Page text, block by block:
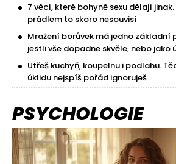
7 věcí, které bohyně sexu dělají
prádlem to skoro nesouvisí
Mražení borůvek má jedno základní
jestli vše dopadne skvěle, nebo jako
Utřeš kuchyň, koupelnu i podlahu.
úklidu nejspíš pořád ignoruješ
PSYCHOLOGIE